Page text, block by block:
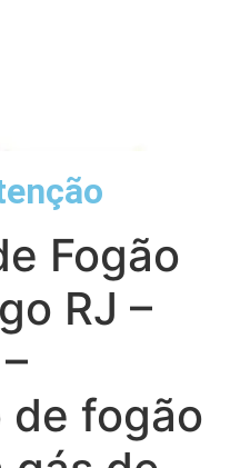
Fogão
RJ –
de fogão